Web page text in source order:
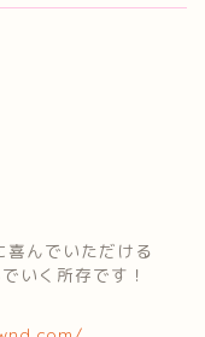
んでいただける
いく所存です！